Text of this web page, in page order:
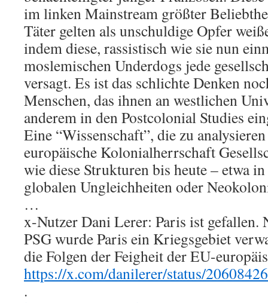
im linken Mainstream größter
Täter gelten als unschuldige Opfer
indem diese, rassistisch wie sie nun
moslemischen Underdogs jede
versagt. Es ist das schlichte Denken
Menschen, das ihnen an westlichen
anderem in den Postcolonial Studies
Eine “Wissenschaft”, die zu
europäische Kolonialherrschaft
wie diese Strukturen bis heute – etwa
globalen Ungleichheiten oder
…
x-Nutzer Dani Lerer: Paris ist gefallen.
PSG wurde Paris ein Kriegsgebiet
die Folgen der Feigheit der EU-
https://x.com/danilerer/status/
.